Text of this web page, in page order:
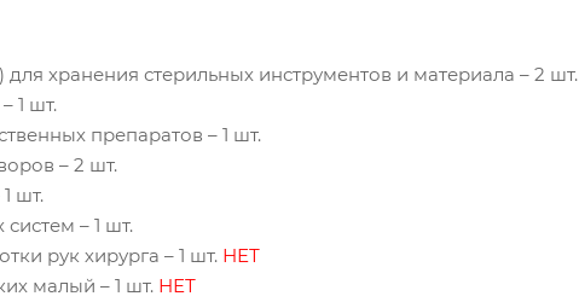
хранения стерильных инструментов и материала – 2 шт.
1 шт.
препаратов – 1 шт.
– 2 шт.
шт.
– 1 шт.
рук хирурга – 1 шт. НЕТ
малый – 1 шт. НЕТ